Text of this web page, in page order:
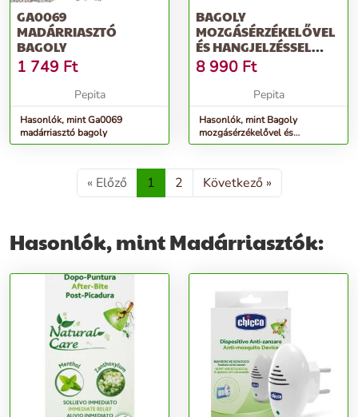
GA0069
MADÁRRIASZTÓ
BAGOLY
1 749 Ft
Pepita
Hasonlók, mint Ga0069
madárriasztó bagoly
BAGOLY
MOZGÁSÉRZÉKELŐVEL
ÉS HANGJELZÉSSEL
20X18X43 CM R025
8 990 Ft
Pepita
Hasonlók, mint Bagoly
mozgásérzékelővel és
hangjelzéssel 20x18x43 cm
« Előző 1 2 Következő »
Hasonlók, mint Madárriasztók: